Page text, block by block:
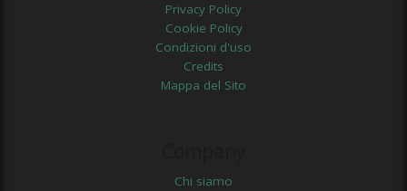
Privacy Policy
Cookie Policy
Condizioni d'uso
Credits
Mappa del Sito
Chi siamo